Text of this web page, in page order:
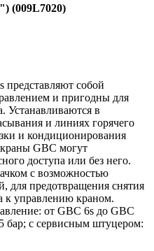
(009L7020)
собой
и пригодны для
Устанавливаются в
и линиях горячего
и кондиционирования
GBC могут
доступа или без него.
с возможностью
для предотвращения снятия
к управлению краном.
от GBC 6s до GBC
бар; с сервисным штуцером: